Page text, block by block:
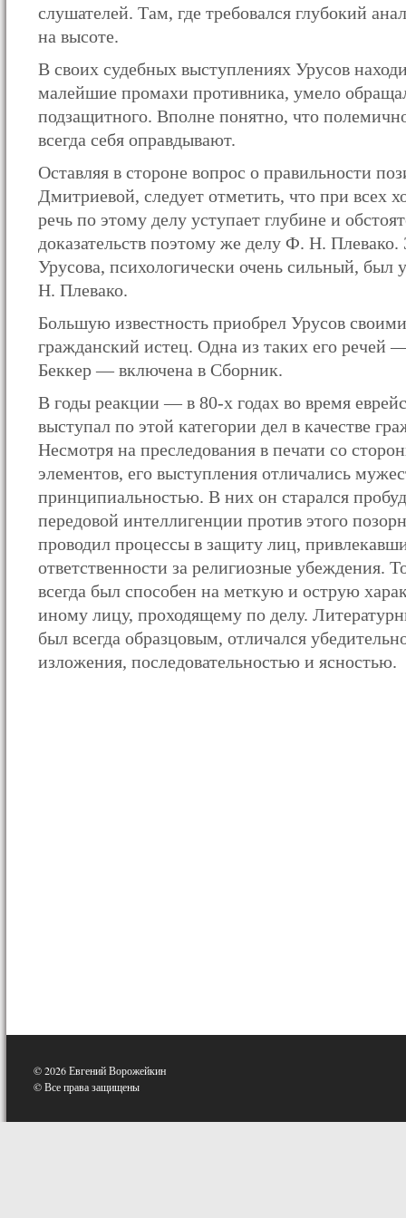
слушателей. Там, где требовался глубокий
на высоте.
В своих судебных выступлениях Урусов
малейшие промахи противника, умело
подзащитного. Вполне понятно, что
всегда себя оправдывают.
Оставляя в стороне вопрос о правильности
Дмитриевой, следует отметить, что при всех
речь по этому делу уступает глубине и
доказательств поэтому же делу Ф. Н. Плевако.
Урусова, психологически очень сильный, был
Н. Плевако.
Большую известность приобрел Урусов
гражданский истец. Одна из таких его речей
Беккер — включена в Сборник.
В годы реакции — в 80-х годах во время
выступал по этой категории дел в качестве
Несмотря на преследования в печати со
элементов, его выступления отличались
принципиальностью. В них он старался
передовой интеллигенции против этого
проводил процессы в защиту лиц,
ответственности за религиозные убеждения.
всегда был способен на меткую и острую
иному лицу, проходящему по делу.
был всегда образцовым, отличался
изложения, последовательностью и ясностью.
© 2026 Евгений Ворожейкин
© Все права защищены